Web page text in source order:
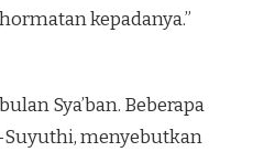
kepadanya.”
Sya’ban. Beberapa
menyebutkan